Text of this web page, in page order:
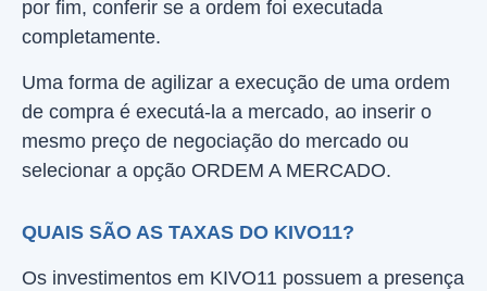
por fim, conferir se a ordem foi executada
completamente.
Uma forma de agilizar a execução de uma ordem
de compra é executá-la a mercado, ao inserir o
mesmo preço de negociação do mercado ou
selecionar a opção ORDEM A MERCADO.
QUAIS SÃO AS TAXAS DO KIVO11?
Os investimentos em KIVO11 possuem a presença